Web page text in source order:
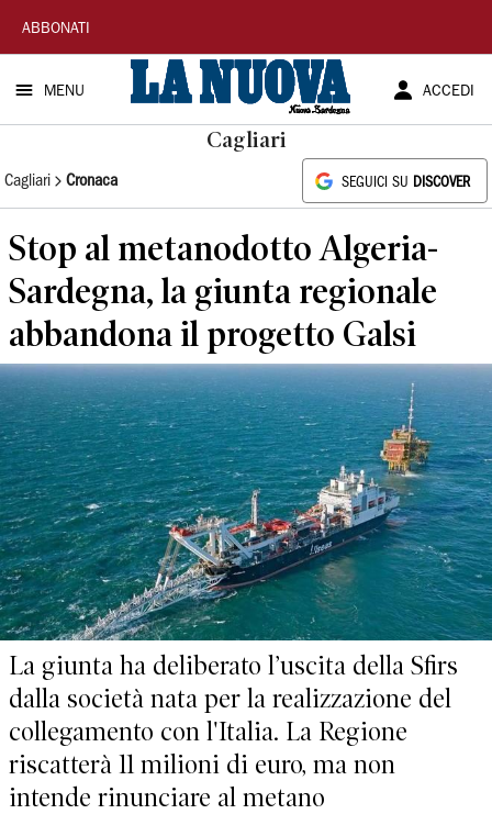
La
Nuova
Sardegna
ABBONATI
MENU ACCEDI
Cagliari
Cagliari Cronaca SEGUICI SU DISCOVER
Stop al metanodotto Algeria-
Sardegna, la giunta regionale
abbandona il progetto Galsi
La giunta ha deliberato l’uscita della Sfirs
dalla società nata per la realizzazione del
collegamento con l'Italia. La Regione
riscatterà 11 milioni di euro, ma non
intende rinunciare al metano